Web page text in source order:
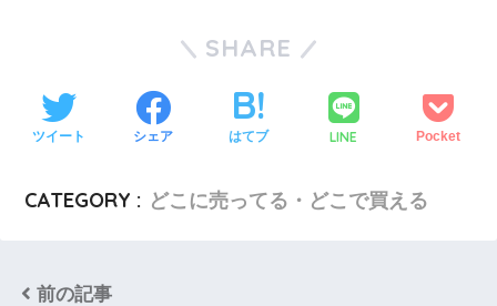
SHARE
ツイート シェア はてブ LINE Pocket
CATEGORY : どこに売ってる・どこで買える
前の記事